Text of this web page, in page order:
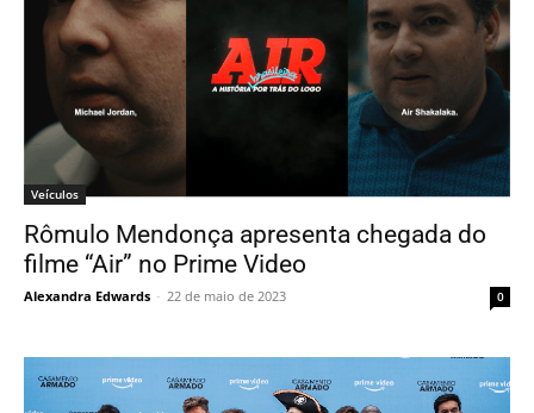
Veículos
Rômulo Mendonça apresenta chegada do
filme “Air” no Prime Video
Alexandra Edwards - 22 de maio de 2023 0